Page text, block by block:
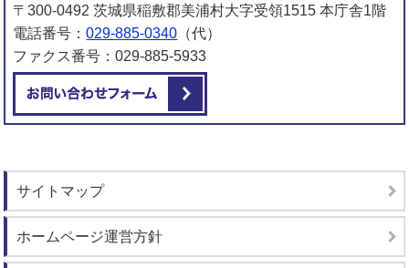
〒300-0492 茨城県稲敷郡美浦村大字受領1515 本庁舎1階
電話番号：029-885-0340 （代）
ファクス番号：029-885-5933
サイトマップ
ホームページ運営方針